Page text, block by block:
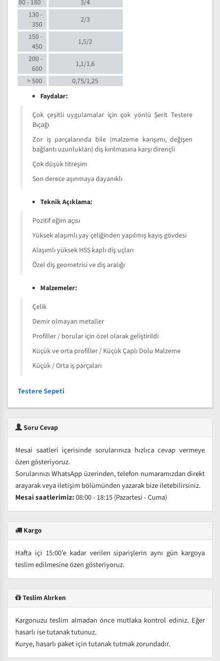
80 - 180
3/4
130 -
350
2/3
150 -
450
1,5/2
200 -
600
1,1/1,6
> 500
0,75/1,25
Faydalar:
Çok çeşitli uygulamalar için çok yönlü Şerit Testere
Bıçağı
Zor iş parçalarında bile (malzeme karışımı, değişen
bağlantı uzunlukları) diş kırılmasına karşı dirençli
Çok düşük titreşim
Son derece aşınmaya dayanıklı
Teknik Açıklama:
Pozitif eğim açısı
Yüksek alaşımlı yay çeliğinden yapılmış kayış gövdesi
Alaşımlı yüksek HSS kaplı diş uçları
Özel diş geometrisi ve diş aralığı
Malzemeler:
Çelik
Demir olmayan metaller
Profiller / borular için özel olarak geliştirildi
Küçük ve orta profiller / Küçük Çaplı Dolu Malzeme
Küçük / Orta iş parçaları
Testere Sepeti
Soru Cevap
Mesai saatleri içerisinde sorularınıza hızlıca cevap vermeye
özen gösteriyoruz.
Sorularınızı WhatsApp üzerinden, telefon numaramızdan direkt
arayarak veya iletişim bölümünden yazarak bize iletebilirsiniz.
Mesai saatlerimiz:08:00 - 18:15 (Pazartesi - Cuma)
Kargo
Hafta içi 15:00’e kadar verilen siparişlerin aynı gün kargoya
teslim edilmesine özen gösteriyoruz.
Teslim Alırken
Kargonuzu teslim almadan önce mutlaka kontrol ediniz. Eğer
hasarlı ise tutanak tutunuz.
Kurye, hasarlı paket için tutanak tutmak zorundadır.